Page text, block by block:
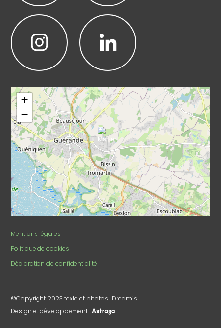
+
−
Mentions légales
Politique de cookies
Déclaration de confidentialité
©Copyright 2023 texte et photos : Dreamis
Design et développement :